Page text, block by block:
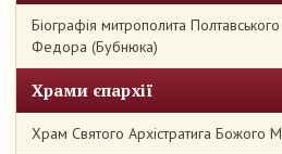
Біографія митрополита
Федора (Бубнюка)
Храми єпархії
Храм Святого Архістратига Божого